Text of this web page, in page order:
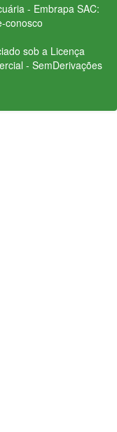
- Embrapa SAC:
conosco
sob a Licença
- SemDerivações